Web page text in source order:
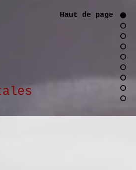
Haut de page